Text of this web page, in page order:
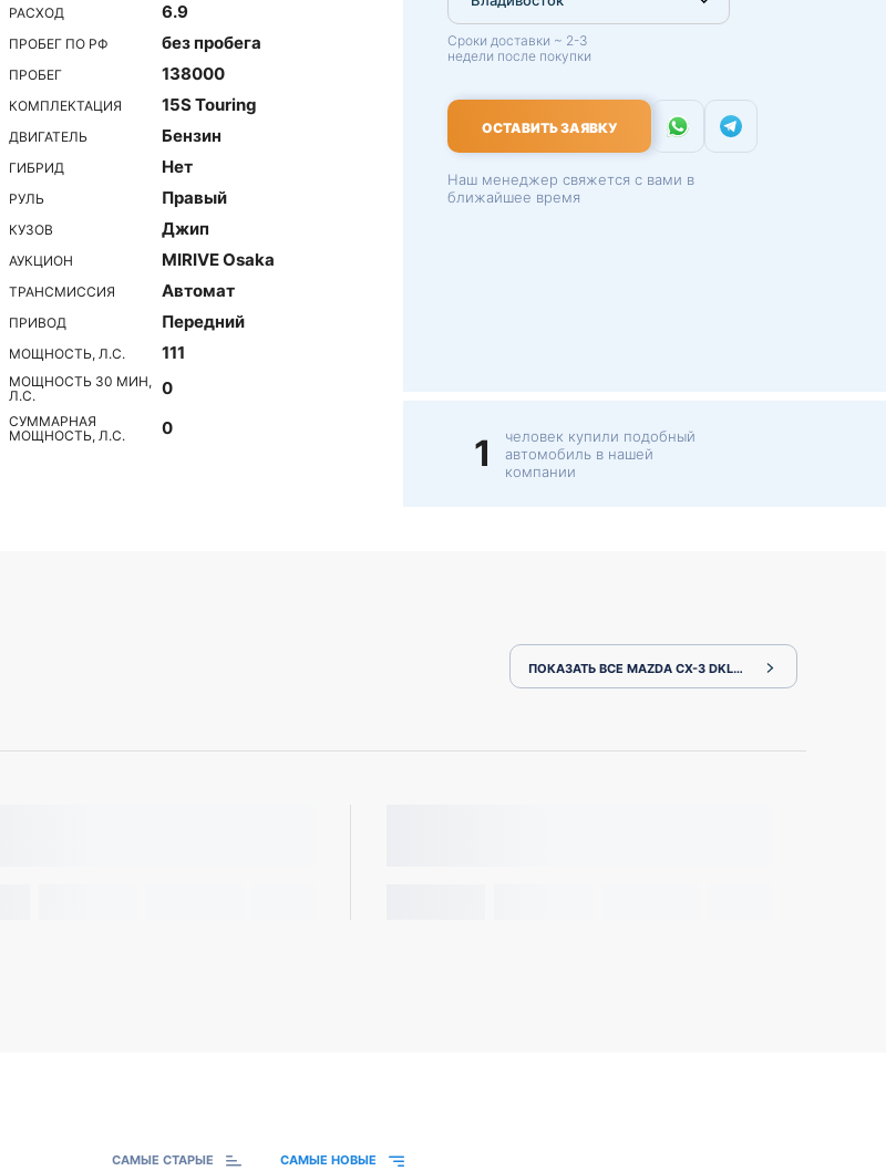
РАСХОД 6.9
ПРОБЕГ ПО РФ без пробега
ПРОБЕГ 138000
КОМПЛЕКТАЦИЯ 15S Touring
ДВИГАТЕЛЬ Бензин
ГИБРИД Нет
РУЛЬ Правый
КУЗОВ Джип
АУКЦИОН MIRIVE Osaka
ТРАНСМИССИЯ Автомат
ПРИВОД Передний
МОЩНОСТЬ, Л.С. 111
МОЩНОСТЬ 30 МИН,
Л.С.
0
СУММАРНАЯ
МОЩНОСТЬ, Л.С.
0
Сроки доставки ~ 2-3
недели после покупки
ОСТАВИТЬ ЗАЯВКУ
Наш менеджер свяжется с вами в
ближайшее время
1
человек купили подобный
автомобиль в нашей
компании
ПОКАЗАТЬ ВСЕ MAZDA CX-3 DKLFW
САМЫЕ СТАРЫЕ САМЫЕ НОВЫЕ